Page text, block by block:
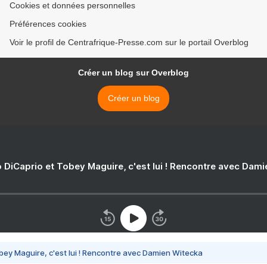
Cookies et données personnelles
Préférences cookies
Voir le profil de Centrafrique-Presse.com sur le portail Overblog
Créer un blog sur Overblog
Créer un blog
DiCaprio et Tobey Maguire, c'est lui ! Rencontre avec
Maguire, c'est lui ! Rencontre avec Damien Witecka